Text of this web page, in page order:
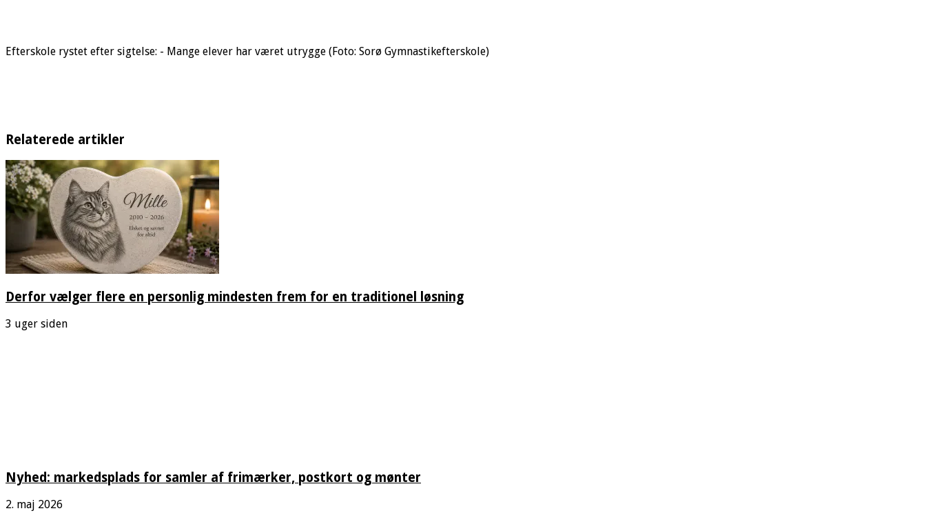
Efterskole rystet efter sigtelse: - Mange elever har været utrygge (Foto: Sorø Gymnastikefterskole)
Relaterede artikler
Derfor vælger flere en personlig mindesten frem for en traditionel løsning
3 uger siden
Nyhed: markedsplads for samler af frimærker, postkort og mønter
2. maj 2026